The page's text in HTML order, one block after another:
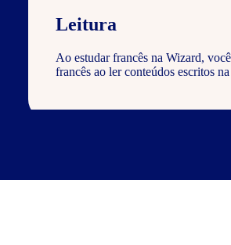
Leitura
Ao estudar francês na Wizard,
francês ao ler conteúdos escritos
Escrita